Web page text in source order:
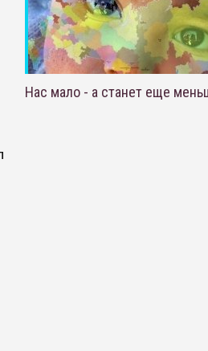
Нас мало - а станет еще